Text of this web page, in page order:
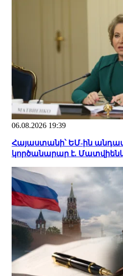
06.08.2026 19:39
Հայաստանի՝ ԵՄ-ին
կործանարար է.